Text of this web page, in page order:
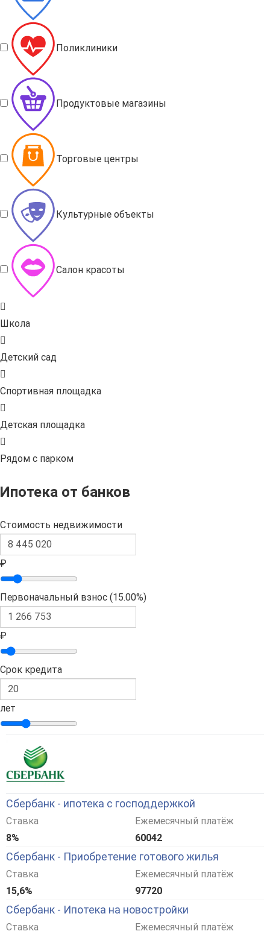
Поликлиники
Продуктовые магазины
Торговые центры
Культурные объекты
Салон красоты
Школа
Детский сад
Спортивная площадка
Детская площадка
Рядом с парком
Ипотека от банков
Стоимость недвижимости
₽
Первоначальный взнос (15.00%)
₽
Срок кредита
лет
Сбербанк - ипотека с господдержкой
Ставка
8%
Ежемесячный платёж
60042
Сбербанк - Приобретение готового жилья
Ставка
15,6%
Ежемесячный платёж
97720
Сбербанк - Ипотека на новостройки
Ставка
Ежемесячный платёж